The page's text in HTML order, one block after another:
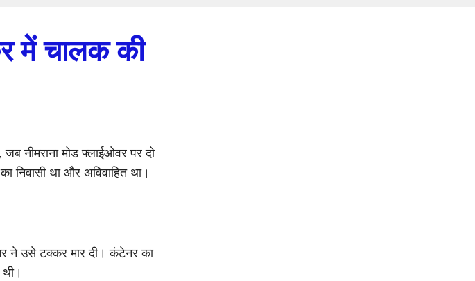
में चालक की
नीमराना मोड फ्लाईओवर पर दो
निवासी था और अविवाहित था।
ने उसे टक्कर मार दी। कंटेनर का